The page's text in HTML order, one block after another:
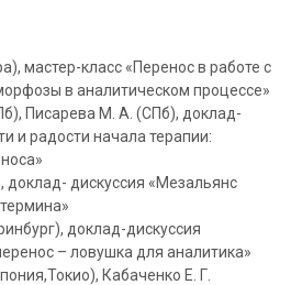
мастер-класс «Перенос в работе с
в аналитическом процессе»
Писарева М. А. (СПб), доклад-
и радости начала терапии:
доклад- дискуссия «Мезальянс
доклад-дискуссия
– ловушка для аналитика»
Кабаченко Е. Г.